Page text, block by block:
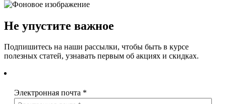
Не упустите важное
Подпишитесь на наши рассылки, чтобы быть в курсе
полезных статей, узнавать первым об акциях и скидках.
Электронная почта *